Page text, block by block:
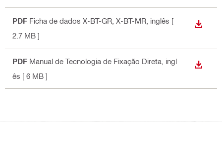
PDF Ficha de dados X-BT-GR, X-BT-MR , inglês [
2.7 MB ]
PDF Manual de Tecnologia de Fixação Direta , ingl
ês [ 6 MB ]